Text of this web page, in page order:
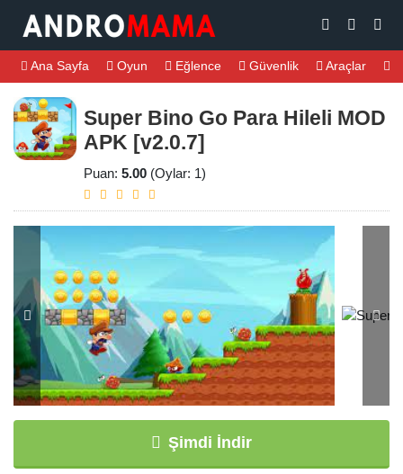
Ana Sayfa Oyun Eğlence Güvenlik Araçlar
Super Bino Go Para Hileli MOD
APK [v2.0.7]
Puan: 5.00 (Oylar: 1)
Şimdi İndir